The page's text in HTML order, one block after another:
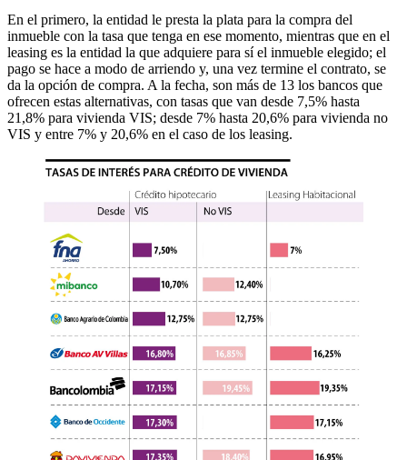
En el primero, la entidad le presta la plata para la compra del
inmueble con la tasa que tenga en ese momento, mientras que en el
leasing es la entidad la que adquiere para sí el inmueble elegido; el
pago se hace a modo de arriendo y, una vez termine el contrato, se
da la opción de compra. A la fecha, son más de 13 los bancos que
ofrecen estas alternativas, con tasas que van desde 7,5% hasta
21,8% para vivienda VIS; desde 7% hasta 20,6% para vivienda no
VIS y entre 7% y 20,6% en el caso de los leasing.